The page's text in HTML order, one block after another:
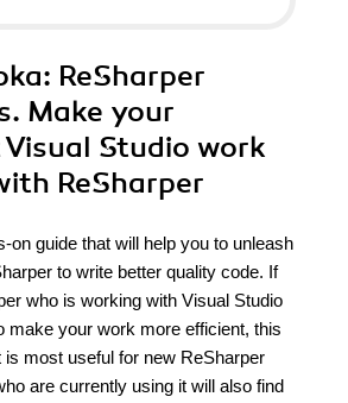
: ReSharper
Make your
Studio work
ReSharper
on guide that will help you to unleash
to write better quality code. If
who is working with Visual Studio
make your work more efficient, this
is most useful for new ReSharper
are currently using it will also find